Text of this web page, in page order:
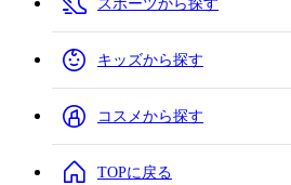
スポーツから探す
キッズから探す
コスメから探す
TOPに戻る